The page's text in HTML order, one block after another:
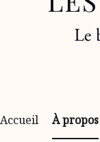
Accueil À propos